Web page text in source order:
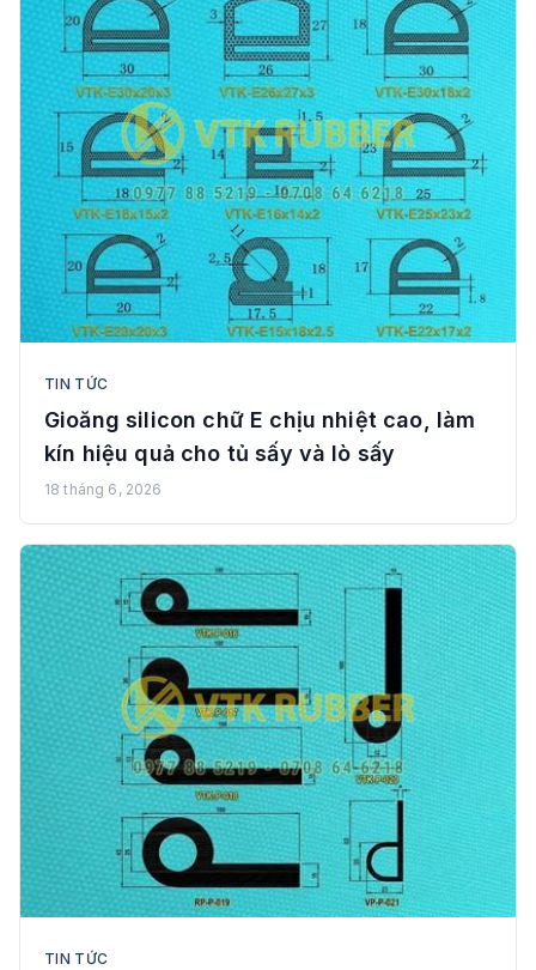
TIN TỨC
Gioăng silicon chữ E chịu nhiệt cao, làm
kín hiệu quả cho tủ sấy và lò sấy
18 tháng 6, 2026
TIN TỨC